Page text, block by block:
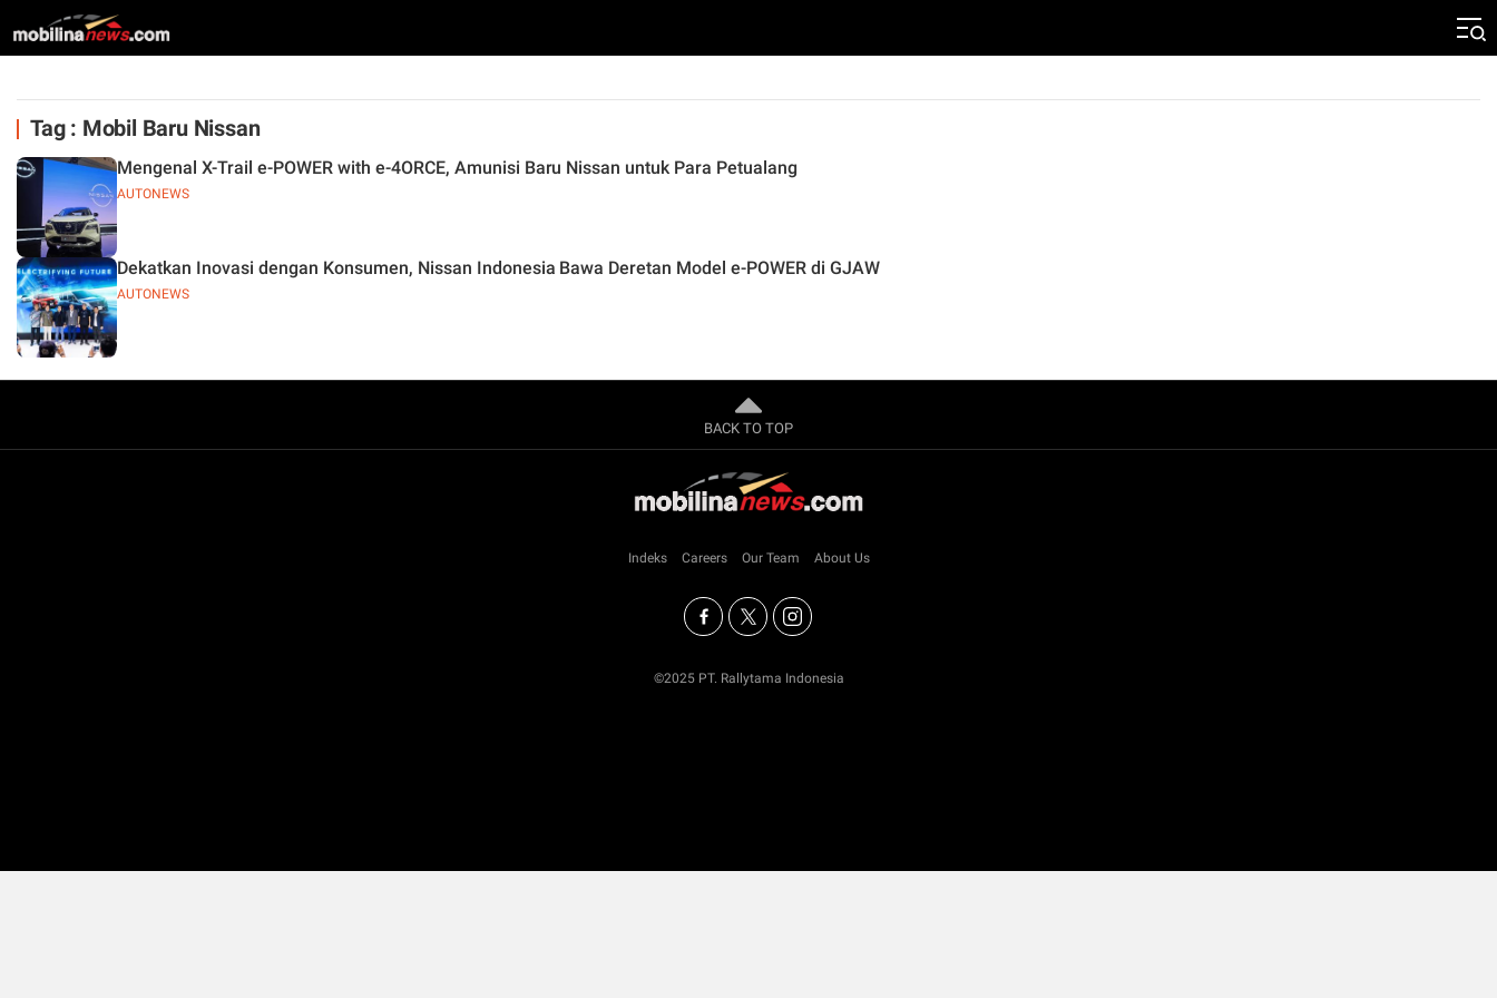
Tag : Mobil Baru Nissan
AUTONEWS
Mengenal X-Trail e-POWER with e-4ORCE, Amunisi Baru Nissan untuk Para Petualang
AUTONEWS
Dekatkan Inovasi dengan Konsumen, Nissan Indonesia Bawa Deretan Model e-POWER di GJAW
BACK TO TOP
Indeks Careers Our Team About Us
©2025 PT. Rallytama Indonesia